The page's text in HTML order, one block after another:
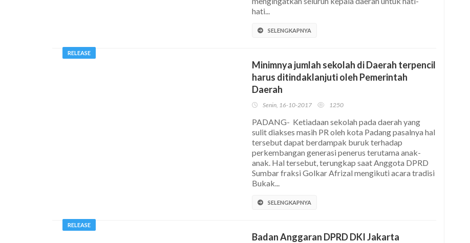
hati...
SELENGKAPNYA
RELEASE
Minimnya jumlah sekolah di Daerah terpencil
harus ditindaklanjuti oleh Pemerintah
Daerah
Senin, 16-10-2017 1250
PADANG- Ketiadaan sekolah pada daerah yang
sulit diakses masih PR oleh kota Padang pasalnya hal
tersebut dapat berdampak buruk terhadap
perkembangan generasi penerus terutama anak-
anak. Hal tersebut, terungkap saat Anggota DPRD
Sumbar fraksi Golkar Afrizal mengikuti acara tradisi
Bukak...
SELENGKAPNYA
RELEASE
Badan Anggaran DPRD DKI Jakarta